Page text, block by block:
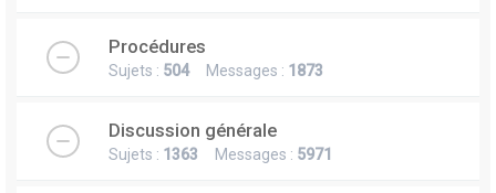
Procédures
Sujets : 504Messages : 1873
Discussion générale
Sujets : 1363 Messages : 5971